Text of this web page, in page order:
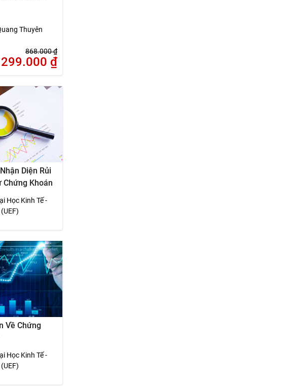
Thuyên
868.000₫
299.000 ₫
Diện Rủi
Chứng Khoán
Học Kinh Tế -
Về Chứng
Học Kinh Tế -